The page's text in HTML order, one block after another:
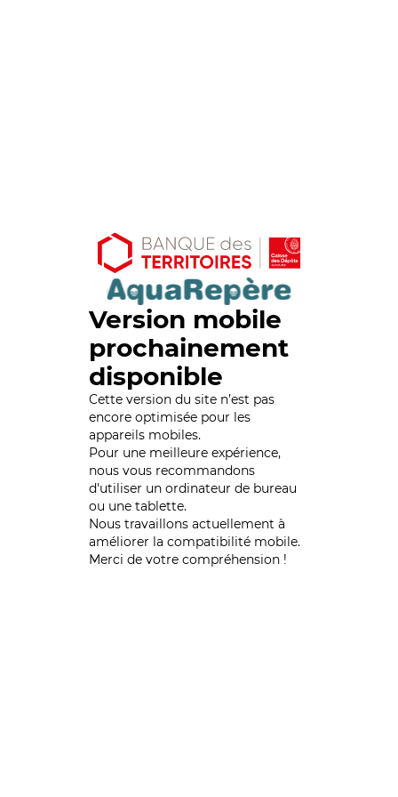
Version mobile
prochainement
disponible
Cette version du site n’est pas
encore optimisée pour les
appareils mobiles.
Pour une meilleure expérience,
nous vous recommandons
d'utiliser un ordinateur de bureau
ou une tablette.
Nous travaillons actuellement à
améliorer la compatibilité mobile.
Merci de votre compréhension !